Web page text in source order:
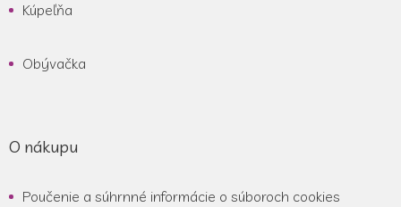
Kúpeľňa
Obývačka
O nákupu
Poučenie a súhrnné informácie o súboroch cookies